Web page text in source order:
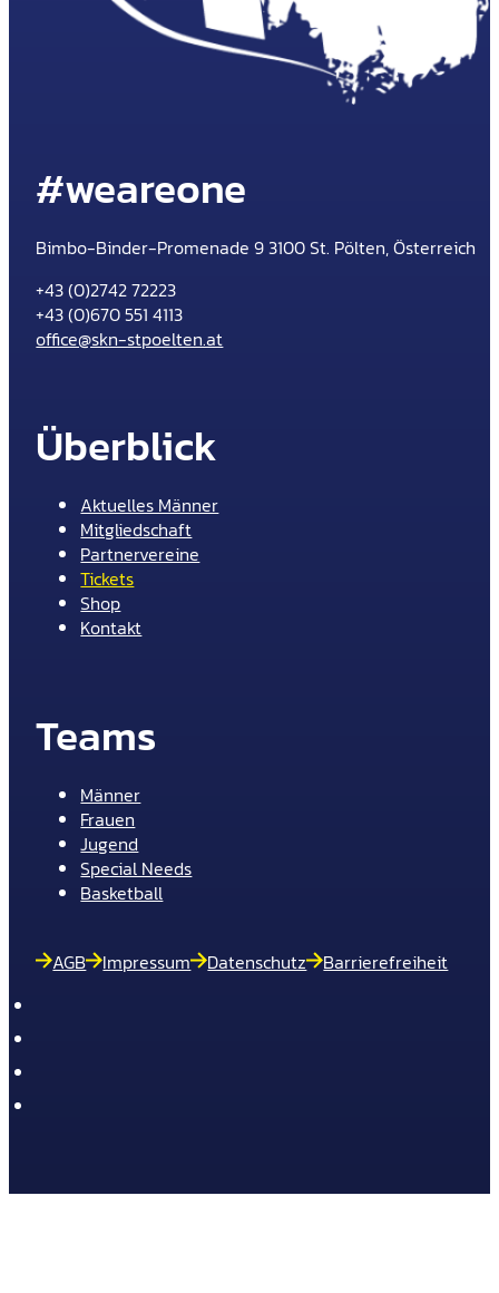
#weareone
Bimbo-Binder-Promenade 9 3100 St. Pölten, Österreich
+43 (0)2742 72223
+43 (0)670 551 4113
office@skn-stpoelten.at
Überblick
Aktuelles Männer
Mitgliedschaft
Partnervereine
Tickets
Shop
Kontakt
Teams
Männer
Frauen
Jugend
Special Needs
Basketball
AGB Impressum Datenschutz Barrierefreiheit